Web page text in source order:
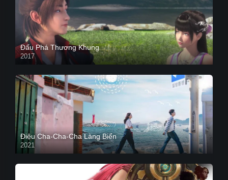
Đấu Phá Thương Khung
2017
Điệu Cha-Cha-Cha Làng Biển
2021